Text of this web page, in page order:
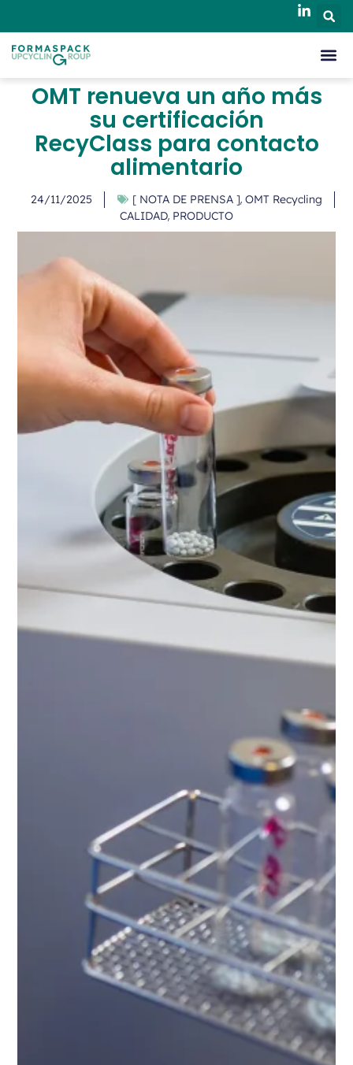
OMT renueva un año más
su certificación
RecyClass para contacto
alimentario
24/11/2025 [ NOTA DE PRENSA ], OMT Recycling
CALIDAD, PRODUCTO